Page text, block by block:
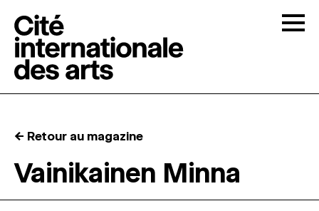
RÉSIDENCES ↓
← Retour au magazine
Vainikainen Minna